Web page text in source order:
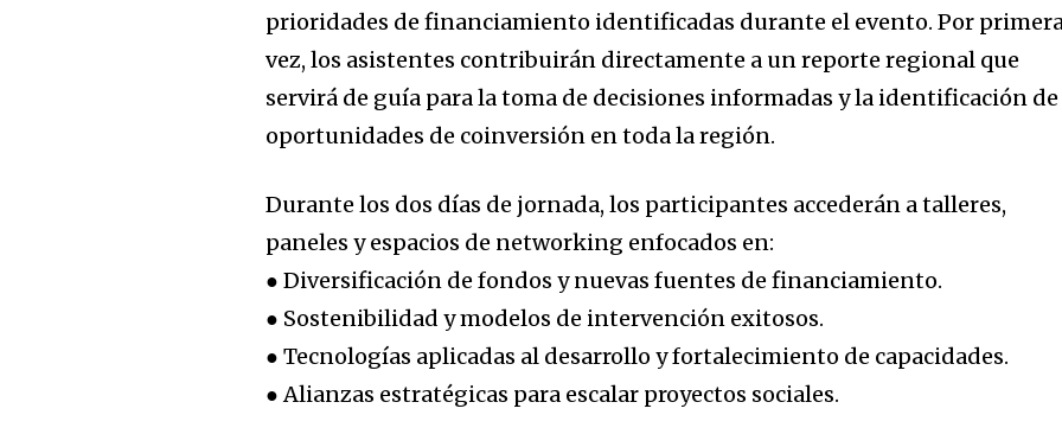
prioridades de financiamiento identificadas durante el evento. Por
vez, los asistentes contribuirán directamente a un reporte regional que
servirá de guía para la toma de decisiones informadas y la identificación de
oportunidades de coinversión en toda la región.
Durante los dos días de jornada, los participantes accederán a talleres,
paneles y espacios de networking enfocados en:
● Diversificación de fondos y nuevas fuentes de financiamiento.
● Sostenibilidad y modelos de intervención exitosos.
● Tecnologías aplicadas al desarrollo y fortalecimiento de capacidades.
● Alianzas estratégicas para escalar proyectos sociales.